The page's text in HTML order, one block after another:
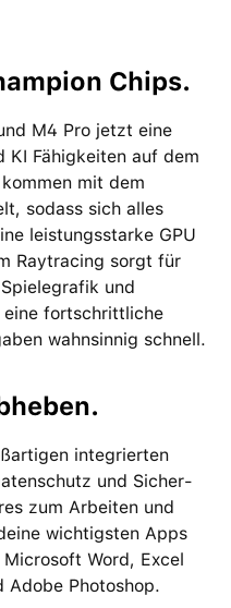
Chips.
M4 Pro jetzt eine
KI Fähigkeiten auf dem
mit dem
sodass sich alles
leistungsstarke GPU
Raytracing sorgt für
und
eine fortschrittliche
wahnsinnig schnell.
inte­grierten
und Sicher­
zum Arbeiten und
wichtigsten Apps
Word, Excel
Adobe Photoshop.